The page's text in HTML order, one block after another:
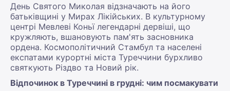
День Святого Миколая відзначають на його
батьківщині у Мирах Лікійських. В культурному
центрі Мевлеві Коньї легендарні дервіші, що
кружляють, вшановують пам'ять засновника
ордена. Космополітичний Стамбул та населені
експатами курортні міста Туреччини бурхливо
святкують Різдво та Новий рік.
Відпочинок в Туреччині в грудні: чим посмакувати